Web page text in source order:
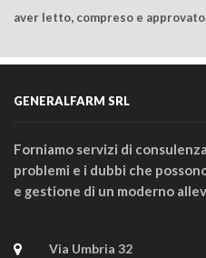
aver letto, compreso e
GENERALFARM SRL
Forniamo servizi di
problemi e i dubbi che
e gestione di un moderno
Via Umbria 32